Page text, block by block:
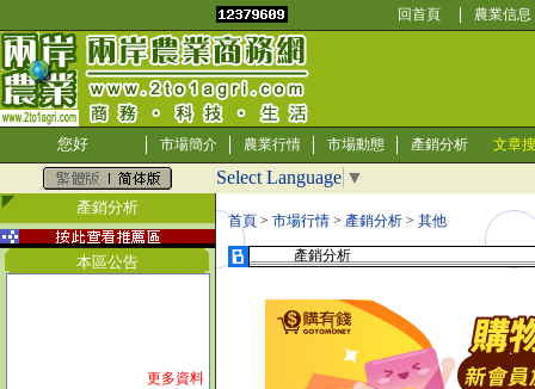
回首頁 農業信息
您好 市場簡介 農業行情 市場動態 產銷分析 文章
Select Language ▼
產銷分析
本區公告
更多資料
首頁 > 市場行情 > 產銷分析 > 其他
產銷分析